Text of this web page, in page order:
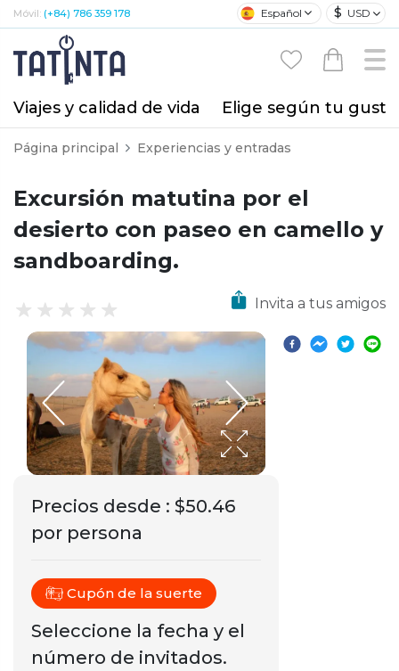
Móvil: (+84) 786 359 178 Español $ USD
Viajes y calidad de vida Elige según tu
Página principal Experiencias y entradas
Excursión matutina por el
desierto con paseo en camello y
sandboarding.
Invita a tus amigos
Precios desde : $50.46
por persona
Cupón de la suerte
Seleccione la fecha y el
número de invitados.